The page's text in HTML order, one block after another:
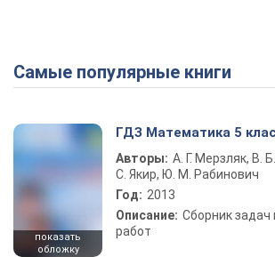
Самые популярные книги
показать
обложку
ГДЗ Математика 5
Авторы: А. Г. Мерзляк, В.
С. Якир, Ю. М. Рабинович
Год: 2013
Описание: Сборник задач
работ